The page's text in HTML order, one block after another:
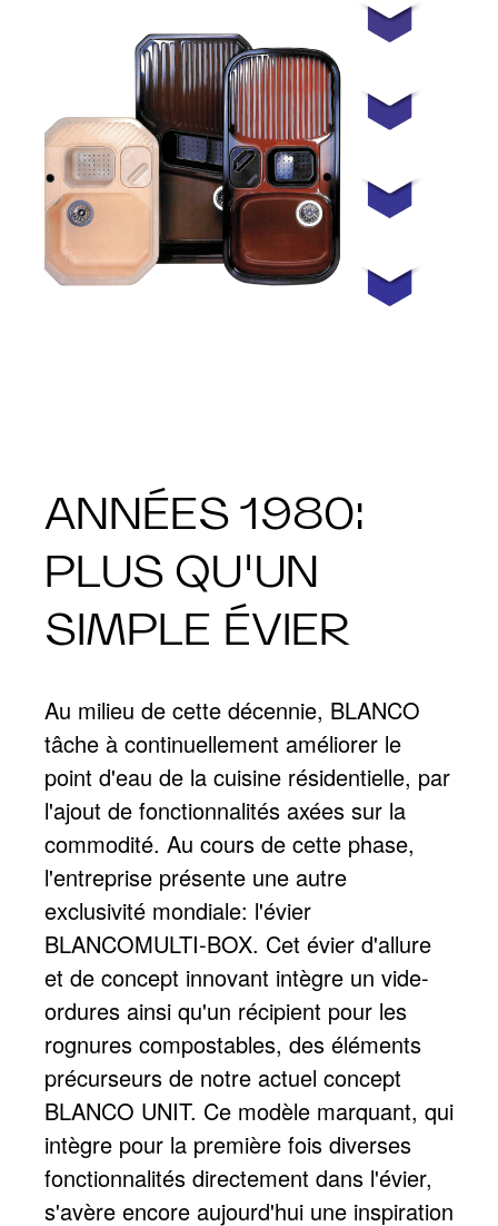
ANNÉES 1980:
PLUS QU'UN
SIMPLE ÉVIER
Au milieu de cette décennie, BLANCO
tâche à continuellement améliorer le
point d'eau de la cuisine résidentielle, par
l'ajout de fonctionnalités axées sur la
commodité. Au cours de cette phase,
l'entreprise présente une autre
exclusivité mondiale: l'évier
BLANCOMULTI-BOX. Cet évier d'allure
et de concept innovant intègre un vide-
ordures ainsi qu'un récipient pour les
rognures compostables, des éléments
précurseurs de notre actuel concept
BLANCO UNIT. Ce modèle marquant, qui
intègre pour la première fois diverses
fonctionnalités directement dans l'évier,
s'avère encore aujourd'hui une inspiration